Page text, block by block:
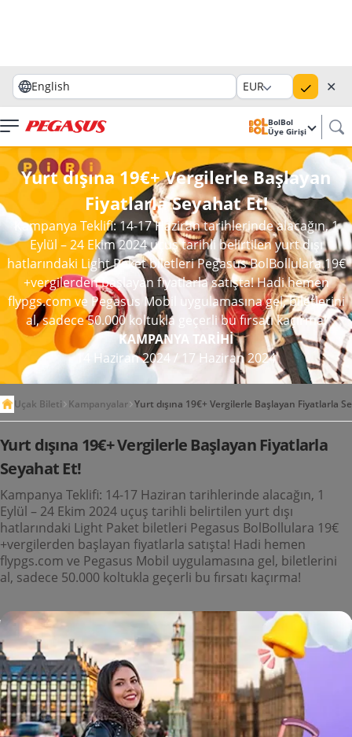
English EUR ✕
BolBol
Üye Girişi
Yurt dışına 19€+ Vergilerle Başlayan
Fiyatlarla Seyahat Et!
Kampanya Teklifi: 14-17 Haziran tarihlerinde alacağın, 1
Eylül – 24 Ekim 2024 uçuş tarihli belirtilen yurt dışı
hatlarındaki Light Paket biletleri Pegasus BolBollulara 19€
+vergilerden başlayan fiyatlarla satışta! Hadi hemen
flypgs.com ve Pegasus Mobil uygulamasına gel, biletlerini
al, sadece 50.000 koltukla geçerli bu fırsatı kaçırma!
KAMPANYA TARİHİ
14 Haziran 2024/ 17 Haziran 2024
Uçak Bileti Kampanyalar Yurt dışına 19€+ Vergilerle Başlayan Fiyatlarla
Yurt dışına 19€+ Vergilerle Başlayan Fiyatlarla
Seyahat Et!
Kampanya Teklifi: 14-17 Haziran tarihlerinde alacağın, 1
Eylül – 24 Ekim 2024 uçuş tarihli belirtilen yurt dışı
hatlarındaki Light Paket biletleri Pegasus BolBollulara 19€
+vergilerden başlayan fiyatlarla satışta! Hadi hemen
flypgs.com ve Pegasus Mobil uygulamasına gel, biletlerini
al, sadece 50.000 koltukla geçerli bu fırsatı kaçırma!